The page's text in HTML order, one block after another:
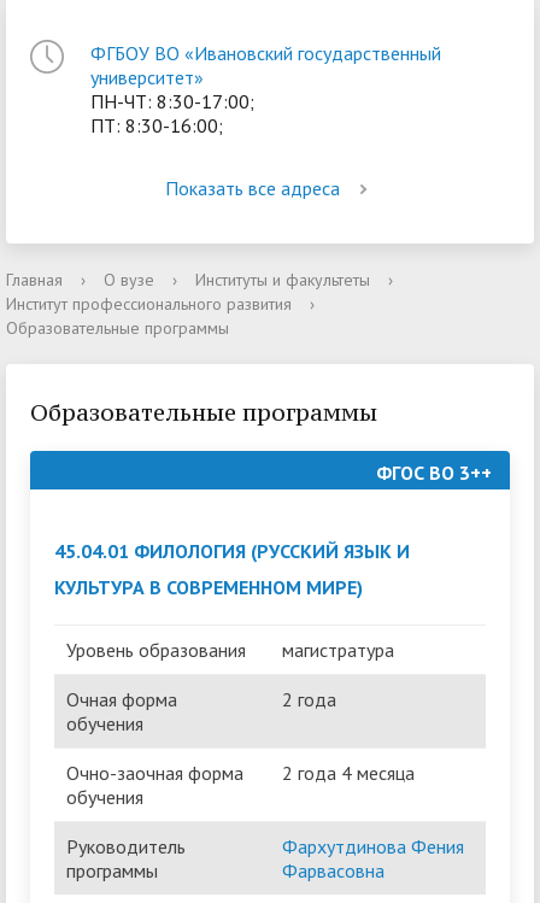
ФГБОУ ВО «Ивановский государственный
университет»
ПН-ЧТ: 8:30-17:00;
ПТ: 8:30-16:00;
Показать все адреса
Главная › О вузе › Институты и факультеты
›
Институт профессионального развития
›
Образовательные программы
Образовательные программы
ФГОС ВО 3++
45.04.01 ФИЛОЛОГИЯ (РУССКИЙ ЯЗЫК И
КУЛЬТУРА В СОВРЕМЕННОМ МИРЕ)
Уровень образования магистратура
Очная форма
обучения
2 года
Очно-заочная форма
обучения
2 года 4 месяца
Руководитель
программы
Фархутдинова Фения
Фарвасовна